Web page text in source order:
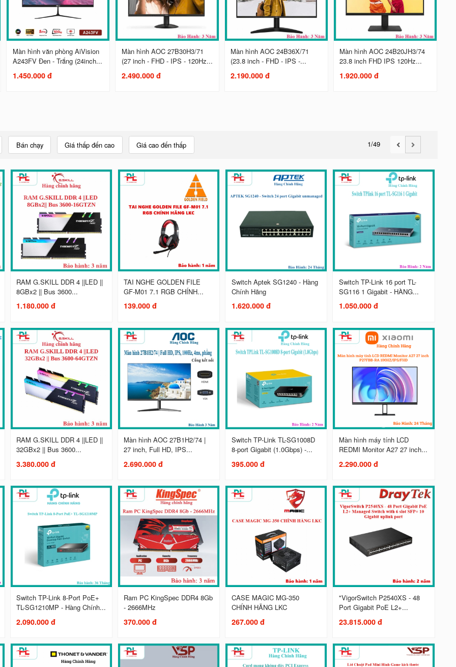
Màn hình văn phòng AiVision
A243FV Đen - Trắng (24inch...
1.450.000 đ
Màn hình AOC 27B30H3/71
(27 inch - FHD - IPS - 120Hz...
2.490.000 đ
Màn hình AOC 24B36X/71
(23.8 inch - FHD - IPS -...
2.190.000 đ
Màn hình AOC 24B20JH3/74
23.8 inch FHD IPS 120Hz...
1.920.000 đ
Bán chạy Giá thấp đến cao Giá cao đến thấp 1/49
RAM G.SKILL DDR 4 ||LED ||
8GBx2 || Bus 3600...
1.180.000 đ
TAI NGHE GOLDEN FILE
GF-M01 7.1 RGB CHÍNH...
139.000 đ
Switch Aptek SG1240 - Hàng
Chính Hãng
1.620.000 đ
Switch TP-Link 16 port TL-
SG116 1 Gigabit - HÀNG...
1.050.000 đ
RAM G.SKILL DDR 4 ||LED ||
32GBx2 || Bus 3600...
3.380.000 đ
Màn hình AOC 27B1H2/74 |
27 inch, Full HD, IPS...
2.690.000 đ
Switch TP-Link TL-SG1008D
8-port Gigabit (1.0Gbps) -...
395.000 đ
Màn hình máy tính LCD
REDMI Monitor A27 27 inch...
2.290.000 đ
Switch TP-Link 8-Port PoE+
TL-SG1210MP - Hàng Chính...
2.090.000 đ
Ram PC KingSpec DDR4 8Gb
- 2666MHz
370.000 đ
CASE MAGIC MG-350
CHÍNH HÃNG LKC
267.000 đ
"VigorSwitch P2540XS - 48
Port Gigabit PoE L2+...
23.815.000 đ